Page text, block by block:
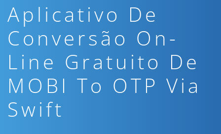
Aplicativo De
Conversão On-
Line Gratuito De
MOBI To OTP Via
Swift